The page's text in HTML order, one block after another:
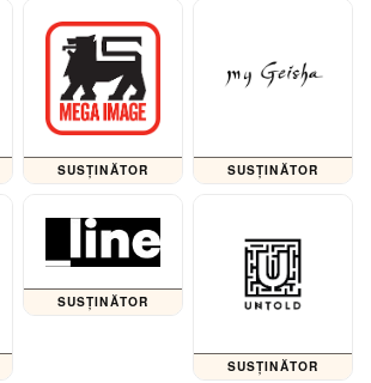
SUSȚINĂTOR SUSȚINĂTOR
SUSȚINĂTOR
SUSȚINĂTOR